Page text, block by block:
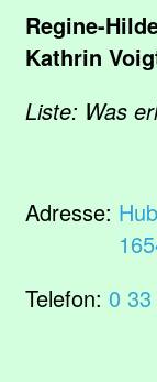
Regine-
Kathrin
Liste: Was
Adresse:
Telefon: 0